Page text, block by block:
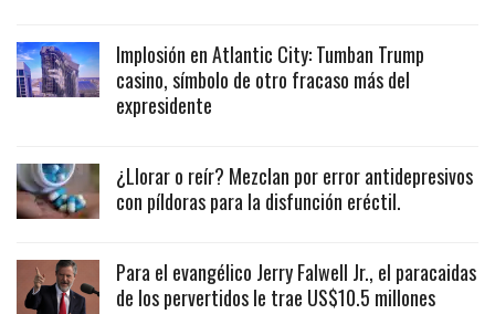
Implosión en Atlantic City: Tumban Trump
casino, símbolo de otro fracaso más del
expresidente
¿Llorar o reír? Mezclan por error antidepresivos
con píldoras para la disfunción eréctil.
Para el evangélico Jerry Falwell Jr., el paracaidas
de los pervertidos le trae US$10.5 millones